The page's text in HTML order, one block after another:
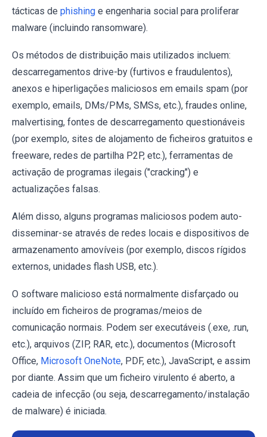
tácticas de phishing e engenharia social para proliferar
malware (incluindo ransomware).
Os métodos de distribuição mais utilizados incluem:
descarregamentos drive-by (furtivos e fraudulentos),
anexos e hiperligações maliciosos em emails spam (por
exemplo, emails, DMs/PMs, SMSs, etc.), fraudes online,
malvertising, fontes de descarregamento questionáveis
(por exemplo, sites de alojamento de ficheiros gratuitos e
freeware, redes de partilha P2P, etc.), ferramentas de
activação de programas ilegais ("cracking") e
actualizações falsas.
Além disso, alguns programas maliciosos podem auto-
disseminar-se através de redes locais e dispositivos de
armazenamento amovíveis (por exemplo, discos rígidos
externos, unidades flash USB, etc.).
O software malicioso está normalmente disfarçado ou
incluído em ficheiros de programas/meios de
comunicação normais. Podem ser executáveis (.exe, .run,
etc.), arquivos (ZIP, RAR, etc.), documentos (Microsoft
Office, Microsoft OneNote, PDF, etc.), JavaScript, e assim
por diante. Assim que um ficheiro virulento é aberto, a
cadeia de infecção (ou seja, descarregamento/instalação
de malware) é iniciada.